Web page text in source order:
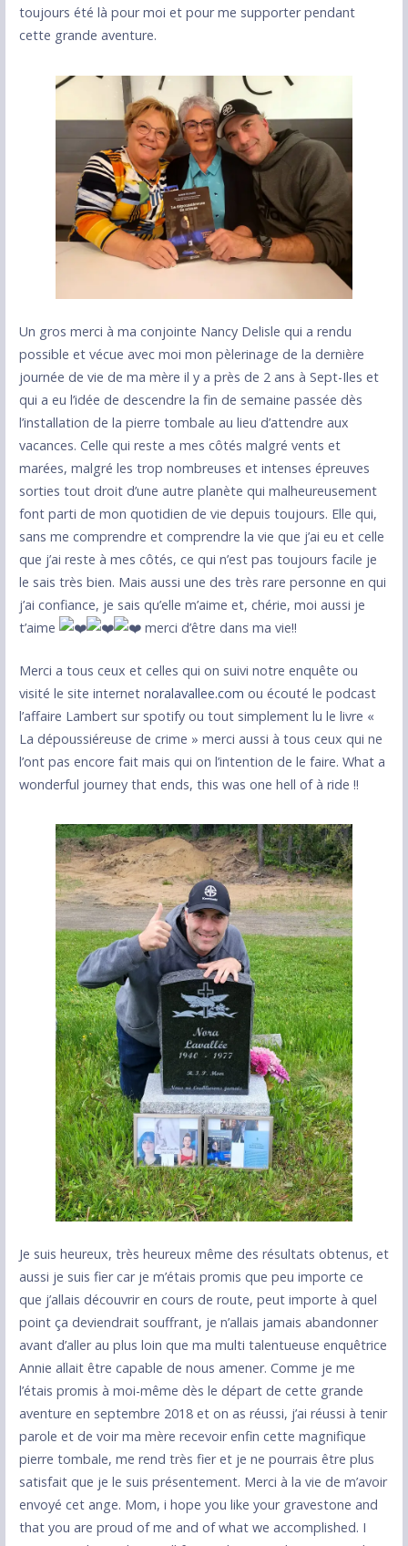
toujours été là pour moi et pour me supporter pendant
cette grande aventure.
Un gros merci à ma conjointe Nancy Delisle qui a rendu
possible et vécue avec moi mon pèlerinage de la dernière
journée de vie de ma mère il y a près de 2 ans à Sept-Iles et
qui a eu l’idée de descendre la fin de semaine passée dès
l’installation de la pierre tombale au lieu d’attendre aux
vacances. Celle qui reste a mes côtés malgré vents et
marées, malgré les trop nombreuses et intenses épreuves
sorties tout droit d’une autre planète qui malheureusement
font parti de mon quotidien de vie depuis toujours. Elle qui,
sans me comprendre et comprendre la vie que j’ai eu et celle
que j’ai reste à mes côtés, ce qui n’est pas toujours facile je
le sais très bien. Mais aussi une des très rare personne en qui
j’ai confiance, je sais qu’elle m’aime et, chérie, moi aussi je
t’aime
merci d’être dans ma vie!!
Merci a tous ceux et celles qui on suivi notre enquête ou
visité le site internet noralavallee.com ou écouté le podcast
l’affaire Lambert sur spotify ou tout simplement lu le livre «
La dépoussiéreuse de crime » merci aussi à tous ceux qui ne
l’ont pas encore fait mais qui on l’intention de le faire. What a
wonderful journey that ends, this was one hell of à ride !!
Je suis heureux, très heureux même des résultats obtenus, et
aussi je suis fier car je m’étais promis que peu importe ce
que j’allais découvrir en cours de route, peut importe à quel
point ça deviendrait souffrant, je n’allais jamais abandonner
avant d’aller au plus loin que ma multi talentueuse enquêtrice
Annie allait être capable de nous amener. Comme je me
l’étais promis à moi-même dès le départ de cette grande
aventure en septembre 2018 et on as réussi, j’ai réussi à tenir
parole et de voir ma mère recevoir enfin cette magnifique
pierre tombale, me rend très fier et je ne pourrais être plus
satisfait que je le suis présentement. Merci à la vie de m’avoir
envoyé cet ange. Mom, i hope you like your gravestone and
that you are proud of me and of what we accomplished. I